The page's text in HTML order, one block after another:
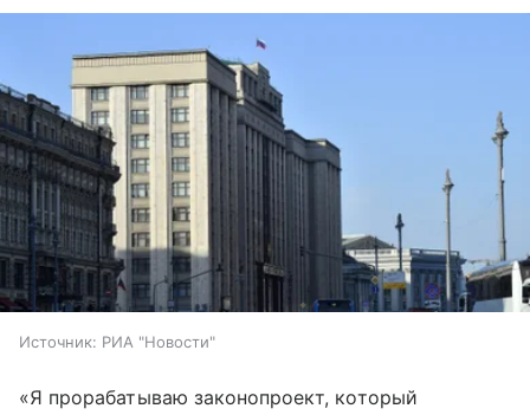
Источник: РИА "Новости"
«Я прорабатываю законопроект, который